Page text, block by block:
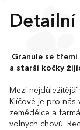
Granule se
a starší kočky
Mezi
Klíčové je pro nás
zemědělce a
volných chovů.